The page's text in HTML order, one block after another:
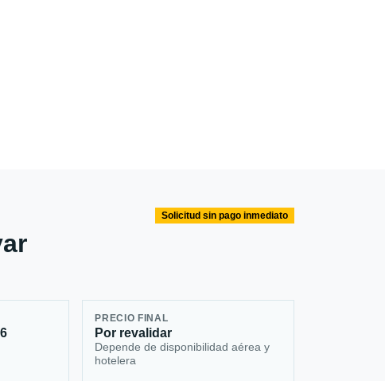
Solicitud sin pago inmediato
PRECIO FINAL
Por revalidar
Depende de disponibilidad aérea y
hotelera